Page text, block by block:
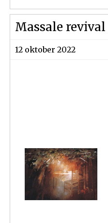
Massale
12 oktober 2022